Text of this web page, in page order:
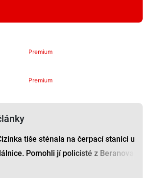
Premium
Premium
tiše sténala na čerpací stanici u
Pomohli jí policisté z Beranova